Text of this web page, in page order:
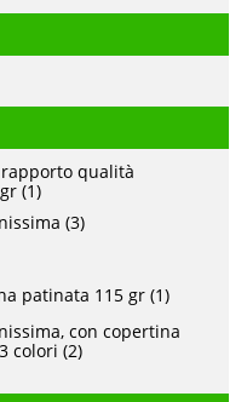
qualità
(1)
(3)
patinata 115 gr (1)
con copertina
colori (2)